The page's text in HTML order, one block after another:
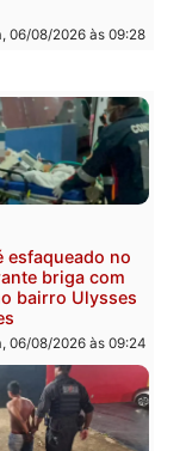
militares
moto furtada
trio na zona
feira, 06/08/2026 às